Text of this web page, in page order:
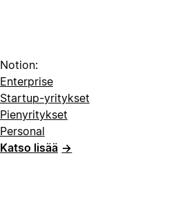
Notion:
Enterprise
Startup-yritykset
Pienyritykset
Personal
Katso lisää →